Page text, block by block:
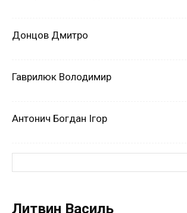
Донцов Дмитро
Гаврилюк Володимир
Антонич Богдан Ігор
Литвин Василь